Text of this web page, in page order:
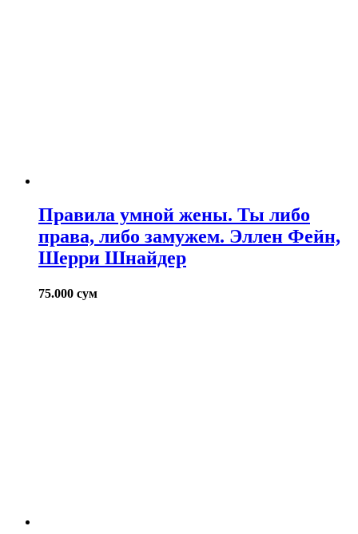
Правила умной жены. Ты либо
права, либо замужем. Эллен Фейн,
Шерри Шнайдер
75.000 сум